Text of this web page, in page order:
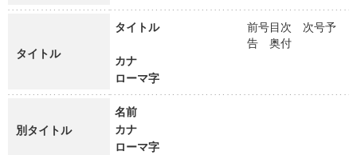
タイトル
タイトル
前号目次 次号予
告 奥付
カナ
ローマ字
別タイトル
名前
カナ
ローマ字